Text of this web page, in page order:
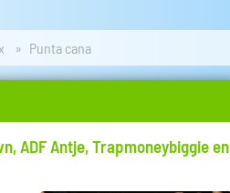
Punta cana
ADF Antje, Trapmoneybiggie en